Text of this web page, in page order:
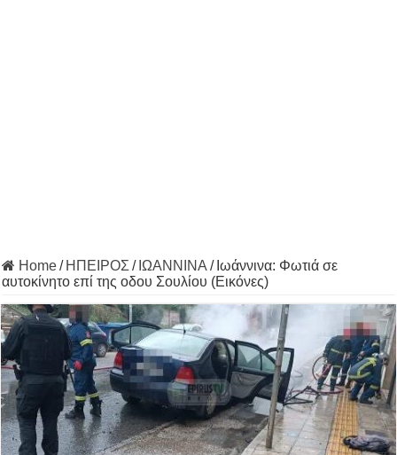
Home/ ΗΠΕΙΡΟΣ / ΙΩΑΝΝΙΝΑ / Ιωάννινα: Φωτιά σε
αυτοκίνητο επί της οδου Σουλίου (Εικόνες)